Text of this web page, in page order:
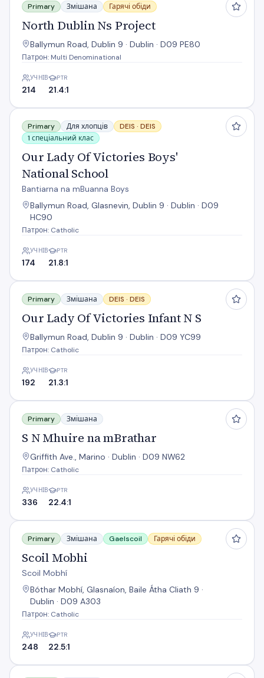
Primary Змішана Гарячі обіди
North Dublin Ns Project
Ballymun Road, Dublin 9 · Dublin · D09 PE80
Патрон: Multi Denominational
УЧНІВ
214
PTR
21.4:1
Our Lady Of Victories Boys' National School
Primary Для хлопців DEIS · DEIS
1 спеціальний клас
Our Lady Of Victories Boys'
National School
Bantiarna na mBuanna Boys
Ballymun Road, Glasnevin, Dublin 9 · Dublin · D09
HC90
Патрон: Catholic
УЧНІВ
174
PTR
21.8:1
Our Lady Of Victories Infant N S
Primary Змішана DEIS · DEIS
Our Lady Of Victories Infant N S
Ballymun Road, Dublin 9 · Dublin · D09 YC99
Патрон: Catholic
УЧНІВ
192
PTR
21.3:1
S N Mhuire na mBrathar
Primary Змішана
S N Mhuire na mBrathar
Griffith Ave., Marino · Dublin · D09 NW62
Патрон: Catholic
УЧНІВ
336
PTR
22.4:1
Scoil Mobhi
Primary Змішана Gaelscoil Гарячі обіди
Scoil Mobhi
Scoil Mobhí
Bóthar Mobhí, Glasnaíon, Baile Átha Cliath 9 ·
Dublin · D09 A303
Патрон: Catholic
УЧНІВ
248
PTR
22.5:1
St Columbas Con G & I